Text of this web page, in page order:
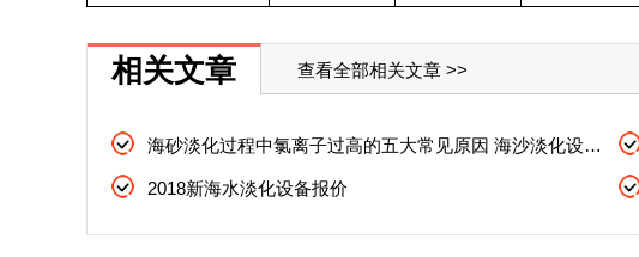
相关文章 查看全部相关文章 >>
海砂淡化过程中氯离子过高的五大常见原因 海沙淡化设备与价格
2018新海水淡化设备报价